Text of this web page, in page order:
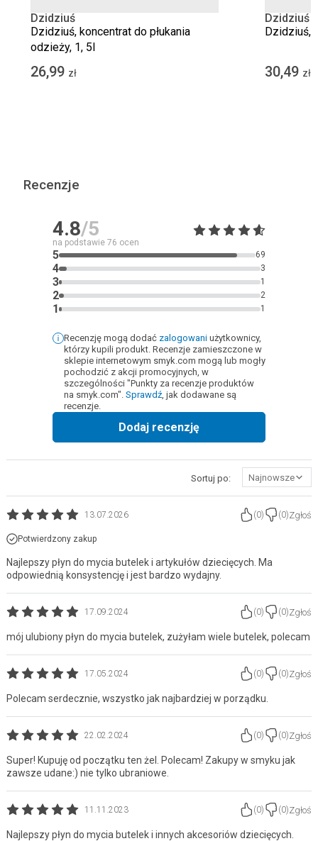
Dzidziuś
Dzidziuś, koncentrat do płukania
odzieży, 1, 5l
26,99 zł
Dzidziuś
Dzidziuś,
30,49 zł
Recenzje
4.8/5
na podstawie 76 ocen
5 69
4 3
3 1
2 2
1 1
Recenzję mogą dodać zalogowani użytkownicy,
którzy kupili produkt. Recenzje zamieszczone w
sklepie internetowym smyk.com mogą lub mogły
pochodzić z akcji promocyjnych, w
szczególności "Punkty za recenzje produktów
na smyk.com". Sprawdź, jak dodawane są
recenzje.
Dodaj recenzję
Sortuj po: Najnowsze
13.07.2026 (0) (0)Zgłoś
Potwierdzony zakup
Najlepszy płyn do mycia butelek i artykułów dziecięcych. Ma
odpowiednią konsystencję i jest bardzo wydajny.
17.09.2024 (0) (0)Zgłoś
mój ulubiony płyn do mycia butelek, zużyłam wiele butelek, polecam
17.05.2024 (0) (0)Zgłoś
Polecam serdecznie, wszystko jak najbardziej w porządku.
22.02.2024 (0) (0)Zgłoś
Super! Kupuję od początku ten żel. Polecam! Zakupy w smyku jak
zawsze udane:) nie tylko ubraniowe.
11.11.2023 (0) (0)Zgłoś
Najlepszy płyn do mycia butelek i innych akcesoriów dziecięcych.